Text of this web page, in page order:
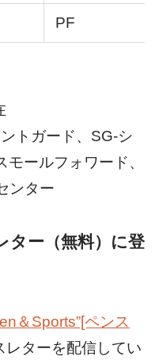
PF
トガード、SG-シ
ールフォワード、
ンター
ター（無料）に登
＆Sports”[ペンス
レターを配信してい